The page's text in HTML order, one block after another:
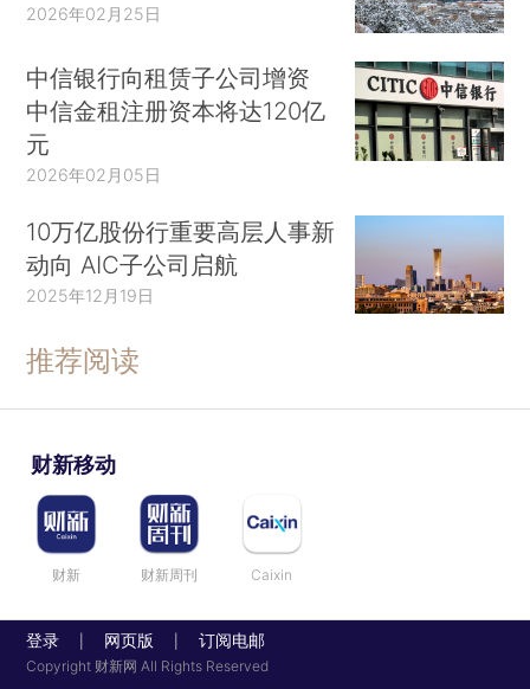
2026年02月25日
中信银行向租赁子公司增资
中信金租注册资本将达120亿
元
2026年02月05日
10万亿股份行重要高层人事新
动向 AIC子公司启航
2025年12月19日
推荐阅读
财新移动
财新 财新周刊 Caixin
登录 网页版 订阅电邮
Copyright 财新网 All Rights Reserved